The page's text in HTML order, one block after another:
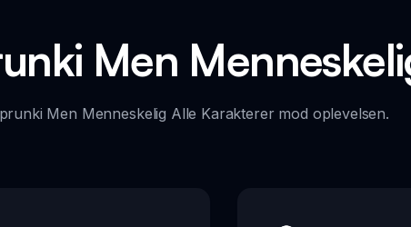
Men
Men Menneskelig Alle Karakterer mod oplevelsen.